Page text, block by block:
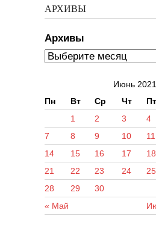
АРХИВЫ
Архивы
Июнь 2021
Пн
Вт Ср Чт Пт
« Май
1 2 3 4
7
8 9 10 11
14
15 16 17 18
21
22 23 24 25
28
29 30